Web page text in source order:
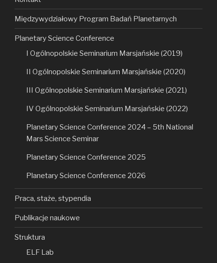
Międzywydziałowy Program Badań Planetarnych
Planetary Science Conference
I Ogólnopolskie Seminarium Marsjańskie (2019)
II Ogólnopolskie Seminarium Marsjańskie (2020)
III Ogólnopolskie Seminarium Marsjańskie (2021)
IV Ogólnopolskie Seminarium Marsjańskie (2022)
Planetary Science Conference 2024 – 5th National
Mars Science Seminar
Planetary Science Conference 2025
Planetary Science Conference 2026
Praca, staże, stypendia
Publikacje naukowe
Struktura
ELF Lab